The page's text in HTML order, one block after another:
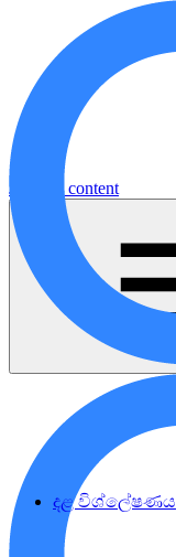
Jump to content
දළ විශ්ලේෂණය